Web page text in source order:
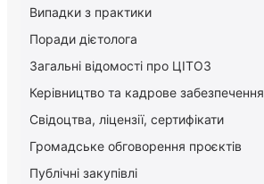
Випадки з практики
Поради дієтолога
Загальні відомості про ЦІТОЗ
Керiвництво та кадрове забезпечення
Свідоцтва, ліцензії, сертифікати
Громадське обговорення проєктів
Публічні закупівлі